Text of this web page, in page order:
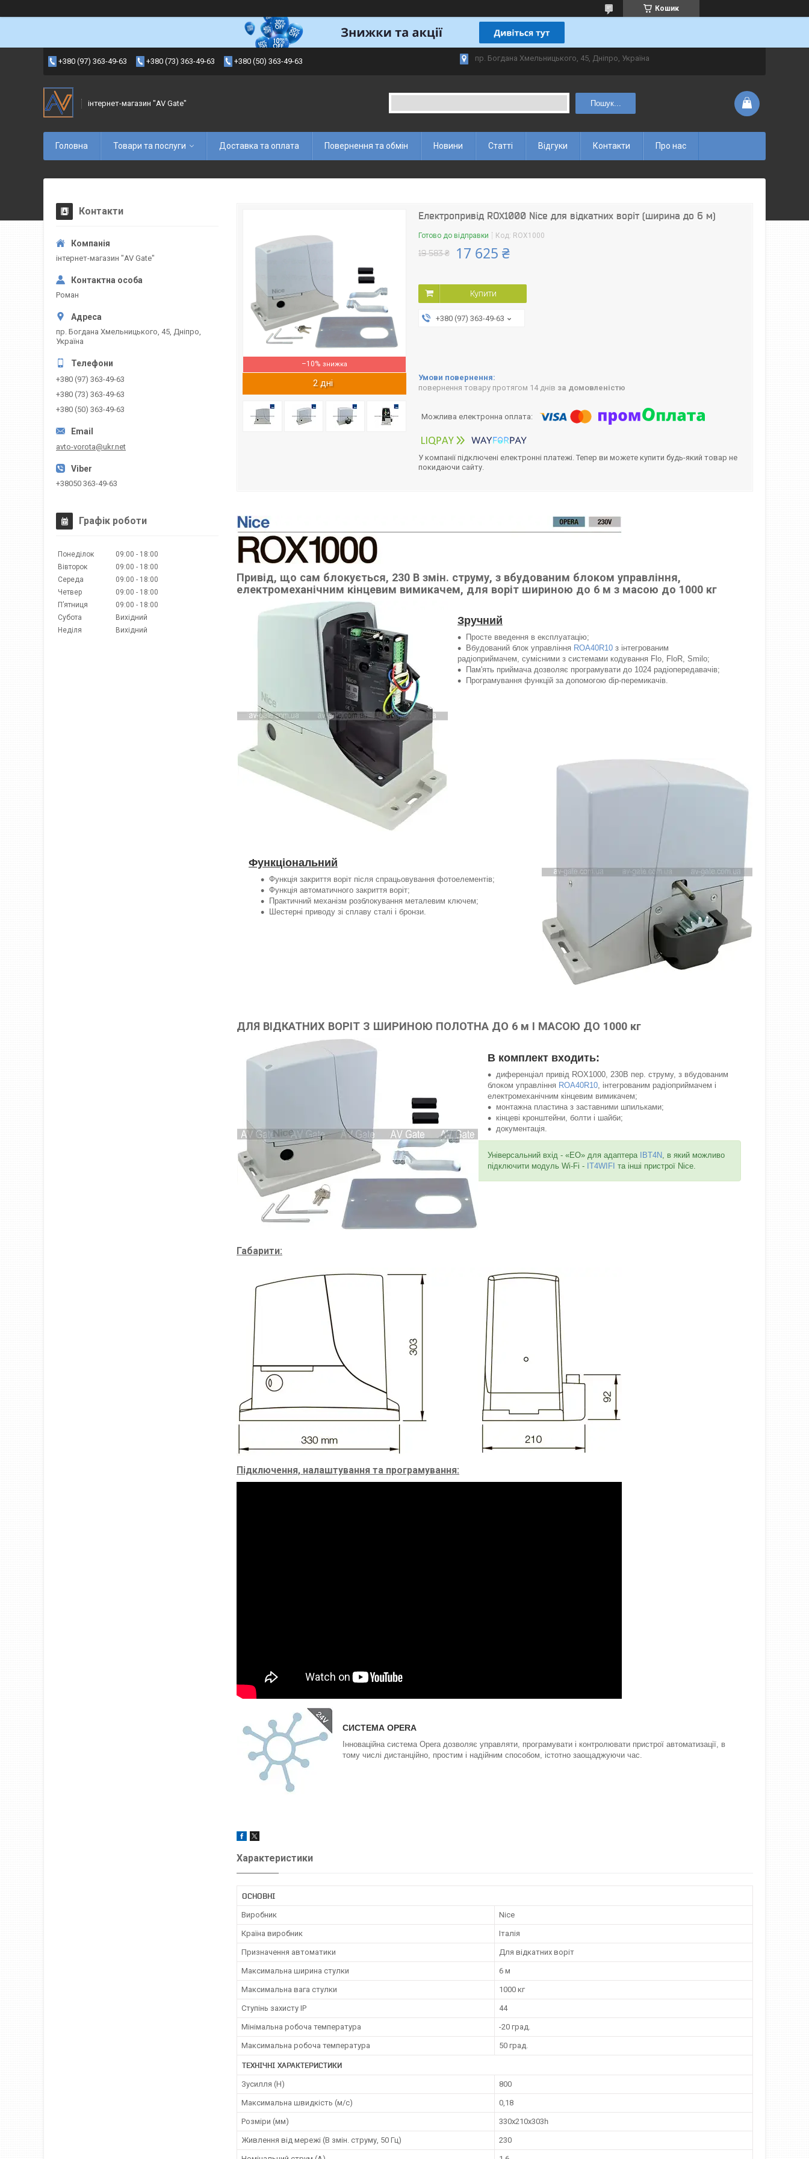
Кошик
+380 (97) 363-49-63 +380 (73) 363-49-63 +380 (50) 363-49-63 пр. Богдана Хмельницького, 45, Дніпро, Україна
інтернет-магазин "AV Gate" Пошук...
Головна Товари та послуги Доставка та оплата Повернення та обмін Новини Статті Відгуки Контакти Про нас
–10%
2 дні
Електропривід ROX1000 Nice для відкатних воріт (ширина до 6 м)
Готово до відправки Код: ROX1000
19 583 ₴ 17 625 ₴
Купити
+380 (97) 363-49-63
повернення товару протягом 14 днів за домовленістю
У компанії підключені електронні платежі. Тепер ви можете купити будь-який товар не
покидаючи сайту.
Привід, що сам блокується, 230 В змін. струму, з вбудованим блоком управління,
електромеханічним кінцевим вимикачем, для воріт шириною до 6 м з масою до 1000 кг
Зручний
Просте введення в експлуатацію;
Вбудований блок управління ROA40R10 з інтегрованим
радіоприймачем, сумісними з системами кодування Flo, FloR, Smilo;
Пам'ять приймача дозволяє програмувати до 1024 радіопередавачів;
Програмування функцій за допомогою dip-перемикачів.
Функціональний
Функція закриття воріт після спрацьовування фотоелементів;
Функція автоматичного закриття воріт;
Практичний механізм розблокування металевим ключем;
Шестерні приводу зі сплаву сталі і бронзи.
ДЛЯ ВІДКАТНИХ ВОРІТ З ШИРИНОЮ ПОЛОТНА ДО 6 м І МАСОЮ ДО 1000 кг
В комплект входить:
диференціал привід ROX1000, 230В пер. струму, з вбудованим
блоком управління ROA40R10 , інтегрованим радіоприймачем і
електромеханічним кінцевим вимикачем;
монтажна пластина з заставними шпильками;
кінцеві кронштейни, болти і шайби;
документація.
Універсальний вхід - «EO» для адаптера IBT4N , в який можливо
підключити модуль Wi-Fi - IT4WIFI та інші пристрої Nice.
Габарити:
Підключення, налаштування та програмування:
СИСТЕМА OPERA
Інноваційна система Opera дозволяє управляти, програмувати і контролювати пристрої автоматизації, в
тому числі дистанційно, простим і надійним способом, істотно заощаджуючи час.
Характеристики
ОСНОВНІ
Виробник Nice
Країна виробник Італія
Призначення автоматики Для відкатних воріт
Максимальна ширина стулки 6 м
Максимальна вага стулки 1000 кг
Ступінь захисту IP 44
Мінімальна робоча температура -20 град.
Максимальна робоча температура 50 град.
ТЕХНІЧНІ ХАРАКТЕРИСТИКИ
Зусилля (H) 800
Максимальна швидкість (м/с) 0,18
Розміри (мм) 330х210х303һ
Живлення від мережі (В змін. струму, 50 Гц) 230
Контакти
інтернет-магазин "AV Gate"
Роман
пр. Богдана Хмельницького, 45, Дніпро,
Україна
+380 (97) 363-49-63
+380 (73) 363-49-63
+380 (50) 363-49-63
avto-vorota@ukr.net
+38050 363-49-63
Графік роботи
Понеділок 09:00
18:00
Вівторок
09:00
18:00
Середа
09:00
18:00
Четвер
09:00
18:00
Пʼятниця
09:00
18:00
Субота
Вихідний
Неділя
Вихідний